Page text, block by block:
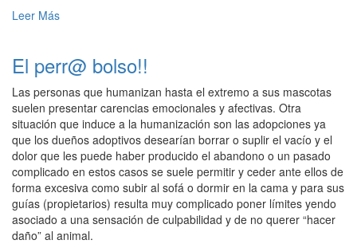
Leer Más
El perr@ bolso!!
Las personas que humanizan hasta el extremo a sus mascotas
suelen presentar carencias emocionales y afectivas. Otra
situación que induce a la humanización son las adopciones ya
que los dueños adoptivos desearían borrar o suplir el vacío y el
dolor que les puede haber producido el abandono o un pasado
complicado en estos casos se suele permitir y ceder ante ellos de
forma excesiva como subir al sofá o dormir en la cama y para sus
guías (propietarios) resulta muy complicado poner límites yendo
asociado a una sensación de culpabilidad y de no querer “hacer
daño” al animal.